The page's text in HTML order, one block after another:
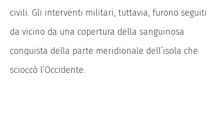
civili. Gli interventi militari, tuttavia, furono seguiti
da vicino da una copertura della sanguinosa
conquista della parte meridionale dell’isola che
scioccò l’Occidente.